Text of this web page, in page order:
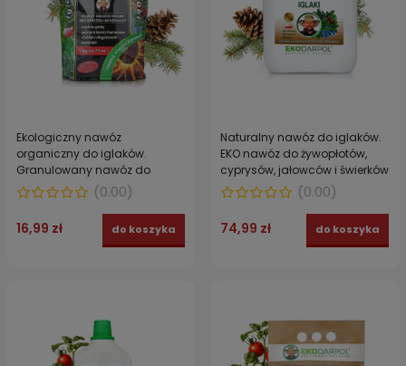
Ekologiczny nawóz
organiczny do iglaków.
Granulowany nawóz do
poprawy gleby na 75 m²
PLONAR ACTIVE EKODARPOL 1 kg
(0.00)
16,99 zł do koszyka
Naturalny nawóz do iglaków.
EKO nawóz do żywopłotów,
cyprysów, jałowców i świerków
BIOHUMUS EXTRA EKODARPOL 5 l
(0.00)
74,99 zł do koszyka